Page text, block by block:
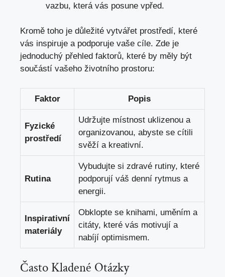
vazbu, která ‍vás posune vpřed.
Kromě toho‍ je důležité ⁣vytvářet prostředí, které‌
vás inspiruje a⁣ podporuje ‌vaše cíle. Zde je‍
jednoduchý přehled faktorů, ⁤které by‍ měly být
součástí vašeho‌ životního prostoru:
Faktor Popis
Fyzické
prostředí
Udržujte místnost uklizenou a
organizovanou, abyste se cítili
svěží ⁤a kreativní.
Rutina
Vybudujte ‍si ​zdravé rutiny, které
podporují váš denní rytmus a
energii.
Inspirativní
materiály
Obklopte⁢ se‌ knihami, uměním a
citáty, které vás motivují a
nabíjí optimismem.
Často Kladené Otázky